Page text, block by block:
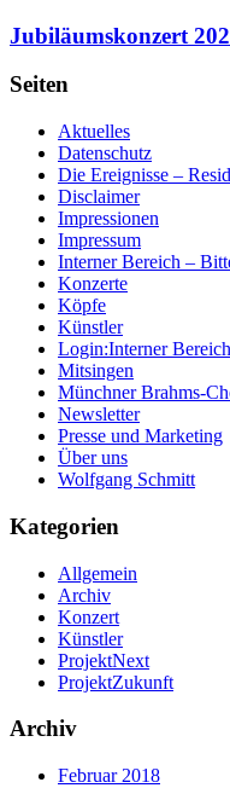
Jubiläumskonzert
Seiten
Aktuelles
Datenschutz
Die Ereignisse –
Disclaimer
Impressionen
Impressum
Interner Bereich –
Konzerte
Köpfe
Künstler
Login:Interner Bereich
Mitsingen
Münchner Brahms-
Newsletter
Presse und Marketing
Über uns
Wolfgang Schmitt
Kategorien
Allgemein
Archiv
Konzert
Künstler
ProjektNext
ProjektZukunft
Archiv
Februar 2018